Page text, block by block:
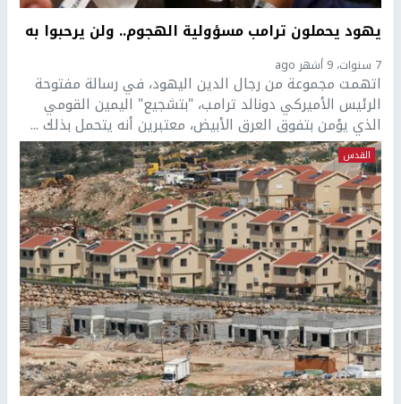
يهود يحملون ترامب مسؤولية الهجوم.. ولن يرحبوا به
7 سنوات، 9 أشهر ago
اتهمت مجموعة من رجال الدين اليهود، في رسالة مفتوحة
الرئيس الأميركي دونالد ترامب، "بتشجيع" اليمين القومي
الذي يؤمن بتفوق العرق الأبيض، معتبرين أنه يتحمل بذلك ...
القدس